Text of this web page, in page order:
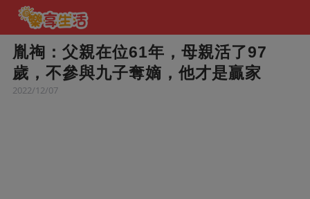
胤祹：父親在位61年，母親活了97
歲，不參與九子奪嫡，他才是贏家
2022/12/07